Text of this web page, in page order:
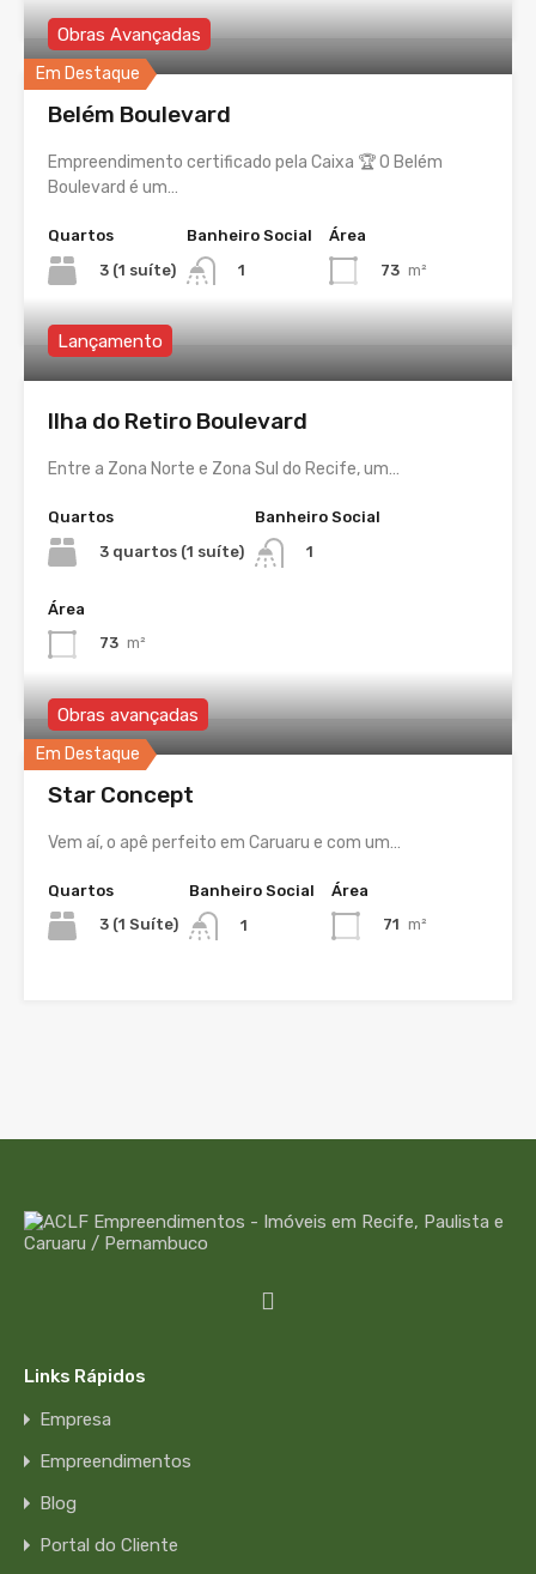
Em Destaque
Obras Avançadas
Belém Boulevard
Empreendimento certificado pela Caixa 🏆 O Belém
Boulevard é um…
Quartos
3 (1 suíte)
Banheiro Social
1
Área
73 m²
Lançamento
Ilha do Retiro Boulevard
Entre a Zona Norte e Zona Sul do Recife, um…
Quartos
3 quartos (1 suíte)
Banheiro Social
1
Área
73 m²
Em Destaque
Obras avançadas
Star Concept
Vem aí, o apê perfeito em Caruaru e com um…
Quartos
3 (1 Suíte)
Banheiro Social
1
Área
71 m²
Links Rápidos
Empresa
Empreendimentos
Blog
Portal do Cliente